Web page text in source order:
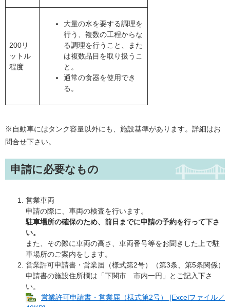
200リ
ットル
程度
大量の水を要する調理を
行う、複数の工程からな
る調理を行うこと、また
は複数品目を取り扱うこ
と。
通常の食器を使用でき
る。
※自動車にはタンク容量以外にも、施設基準があります。詳細はお
問合せ下さい。
申請に必要なもの
営業車両
申請の際に、車両の検査を行います。
駐車場所の確保のため、前日までに申請の予約を行って下さ
い。
また、その際に車両の高さ、車両番号等をお聞きした上で駐
車場所のご案内をします。
営業許可申請書・営業届（様式第2号）（第3条、第5条関係）
申請書の施設住所欄は「下関市 市内一円」とご記入下さ
い。
営業許可申請書・営業届（様式第2号） [Excelファイル／